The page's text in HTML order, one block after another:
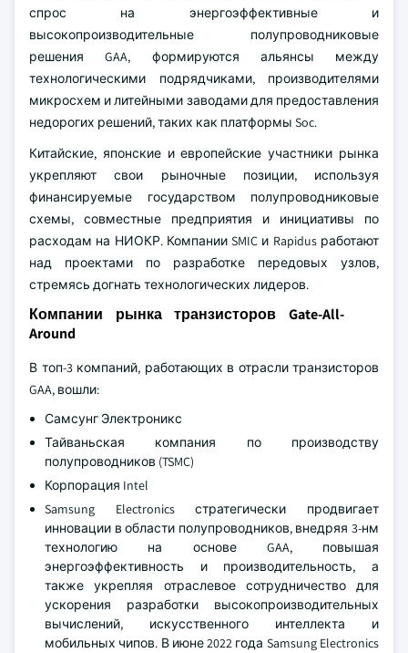
спрос на энергоэффективные и
высокопроизводительные полупроводниковые
решения GAA, формируются альянсы между
технологическими подрядчиками, производителями
микросхем и литейными заводами для предоставления
недорогих решений, таких как платформы Soc.
Китайские, японские и европейские участники рынка
укрепляют свои рыночные позиции, используя
финансируемые государством полупроводниковые
схемы, совместные предприятия и инициативы по
расходам на НИОКР. Компании SMIC и Rapidus работают
над проектами по разработке передовых узлов,
стремясь догнать технологических лидеров.
Компании рынка транзисторов Gate-All-
Around
В топ-3 компаний, работающих в отрасли транзисторов
GAA, вошли:
Самсунг Электроникс
Тайваньская компания по производству
полупроводников (TSMC)
Корпорация Intel
Samsung Electronics стратегически продвигает
инновации в области полупроводников, внедряя 3-нм
технологию на основе GAA, повышая
энергоэффективность и производительность, а
также укрепляя отраслевое сотрудничество для
ускорения разработки высокопроизводительных
вычислений, искусственного интеллекта и
мобильных чипов. В июне 2022 года Samsung Electronics